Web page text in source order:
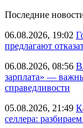
Последние
06.08.2026, 19:02
предлагают
06.08.2026, 08:56
зарплата» —
справедливости
05.08.2026, 21:49
селлера: